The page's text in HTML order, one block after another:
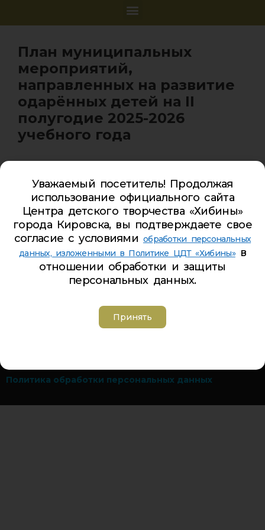
План муниципальных
мероприятий,
направленных на развитие
одарённых детей на II
полугодие 2025-2026
учебного года
Карта сайта
Обратная связь
Гостевая книга
Турбаза ЦДТ «ХИБИНЫ»
Телефон Ленина 5:5-44-85
Телефон Дзержинского 9а:5-94-00
Телефон Советская 8:5-26-84
Политика обработки персональных данных
Уважаемый посетитель! Продолжая
использование официального сайта
Центра детского творчества «Хибины»
города Кировска, вы подтверждаете свое
согласие с условиями обработки персональных
данных, изложенными в Политике ЦДТ «Хибины»в
отношении обработки и защиты
персональных данных.
Принять